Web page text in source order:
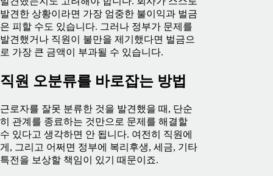
발견한 상황이라면 가장 엄중한 불이익과 벌금
은 피할 수도 있습니다. 그러나 정부가 문제를
발견했거나 직원이 불만을 제기했다면 벌금으
로 가장 큰 금액이 부과될 수 있습니다.
직원 오분류를 바로잡는 방법
근로자를 잘못 분류한 것을 발견했을 때, 단순
히 관계를 종료하는 것만으로 문제를 해결할
수 있다고 생각하면 안 됩니다. 여전히 직원에
게, 그리고 어쩌면 정부에 복리후생, 세금, 기타
특전을 보상할 책임이 있기 때문이죠.